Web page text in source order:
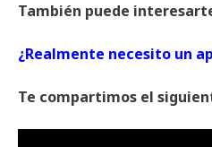
También puede
¿Realmente necesito un
Te compartimos el